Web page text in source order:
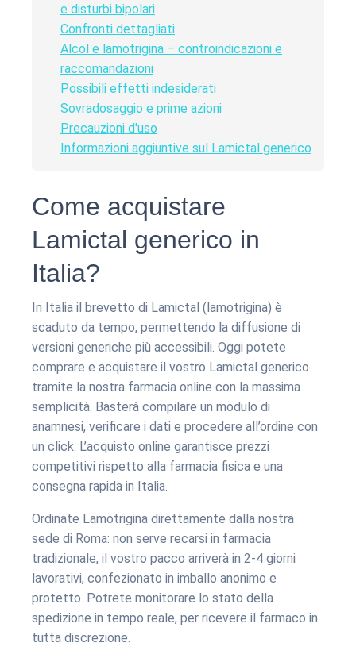
e disturbi bipolari
Confronti dettagliati
Alcol e lamotrigina – controindicazioni e
raccomandazioni
Possibili effetti indesiderati
Sovradosaggio e prime azioni
Precauzioni d'uso
Informazioni aggiuntive sul Lamictal generico
Come acquistare
Lamictal generico in
Italia?
In Italia il brevetto di Lamictal (lamotrigina) è
scaduto da tempo, permettendo la diffusione di
versioni generiche più accessibili. Oggi potete
comprare e acquistare il vostro Lamictal generico
tramite la nostra farmacia online con la massima
semplicità. Basterà compilare un modulo di
anamnesi, verificare i dati e procedere all’ordine con
un click. L’acquisto online garantisce prezzi
competitivi rispetto alla farmacia fisica e una
consegna rapida in Italia.
Ordinate Lamotrigina direttamente dalla nostra
sede di Roma: non serve recarsi in farmacia
tradizionale, il vostro pacco arriverà in 2-4 giorni
lavorativi, confezionato in imballo anonimo e
protetto. Potrete monitorare lo stato della
spedizione in tempo reale, per ricevere il farmaco in
tutta discrezione.